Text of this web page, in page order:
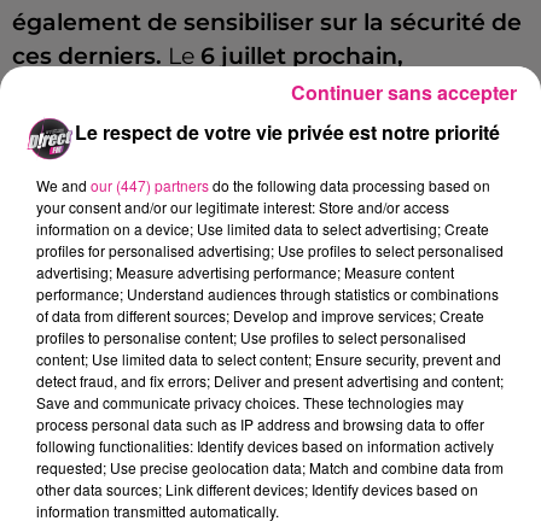
également de sensibiliser sur la sécurité de
ces derniers. Le 6 juillet prochain,
l’association mosellane organise une sortie
à Dabo, dans les Vosges, car c’est un « très
beau site touristique ».
réaliser un relais calmos ».En général, des
touristes français ou étrangers viennent, des
boissons leur sont proposées pour entamer
une discussion, afin de sensibiliser les
motards sur leur comportement. « Souvent,
les jeunes motards aiment bien le bruit de la
moto et slalomer avec. On leur fait
comprendre qu’il faut rester cool sur la
route et que ce n’est pas un circuit»,
déclare Jean-Yves Martignon.
Le respect de votre vie privée est notre priorité
We and our (447) partnersdo the following data processing based on
your consent and/or our legitimate interest: Store and/or access
information on a device; Use limited data to select advertising; Create
profiles for personalised advertising; Use profiles to select personalised
advertising; Measure advertising performance; Measure content
performance; Understand audiences through statistics or combinations
of data from different sources; Develop and improve services; Create
profiles to personalise content; Use profiles to select personalised
content; Use limited data to select content; Ensure security, prevent and
detect fraud, and fix errors; Deliver and present advertising and content;
Save and communicate privacy choices. These technologies may
process personal data such as IP address and browsing data to offer
following functionalities: Identify devices based on information actively
requested; Use precise geolocation data; Match and combine data from
other data sources; Link different devices; Identify devices based on
information transmitted automatically.
Continuer sans accepter